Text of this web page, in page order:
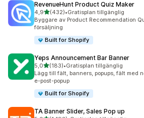
RevenueHunt Product Quiz Maker
4,9av 5 stjärnor
(432)
432 recensioner totalt
•Gratisplan tillgänglig
Byggare av Product Recommendation
försäljning
Built for Shopify
Yeps Announcement Bar Banner
5,0av 5 stjärnor
(183)
183 recensioner totalt
•Gratisplan tillgänglig
Lägg till fält, banners, popups, fält med
e-post-popup
Built for Shopify
TA Banner Slider, Sales Pop up